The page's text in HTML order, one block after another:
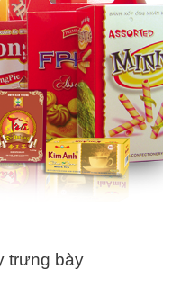
trưng bày